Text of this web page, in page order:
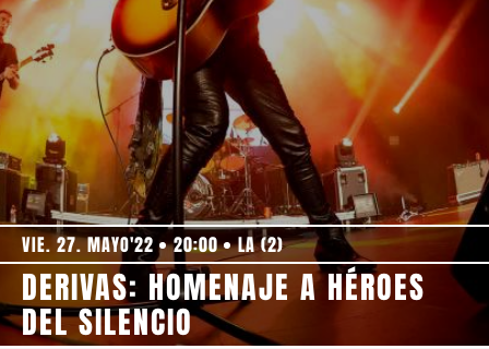
VIE. 27. MAYO'22 20:00 LA (2)
DERIVAS: HOMENAJE A HÉROES
DEL SILENCIO